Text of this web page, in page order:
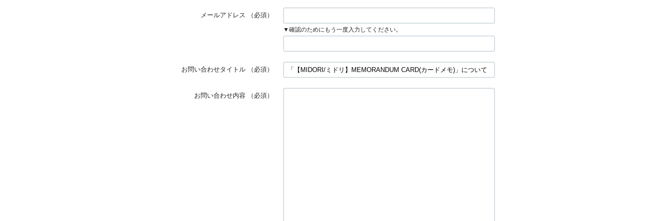
メールアドレス （必須）
▼確認のためにもう一度入力してください。
お問い合わせタイトル （必須）
お問い合わせ内容 （必須）